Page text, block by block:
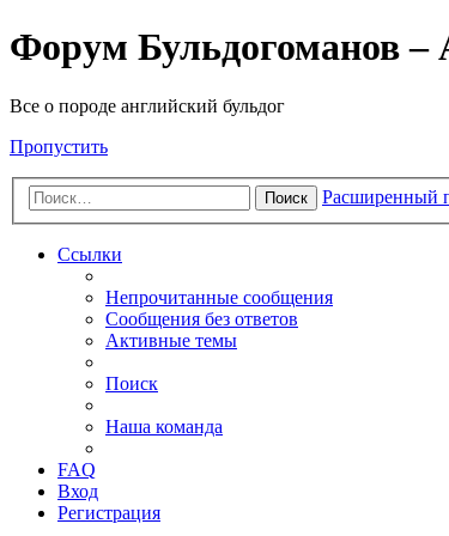
Форум Бульдогоманов –
Все о породе английский бульдог
Пропустить
Поиск Расширенный
Ссылки
Непрочитанные сообщения
Сообщения без ответов
Активные темы
Поиск
Наша команда
FAQ
Вход
Регистрация